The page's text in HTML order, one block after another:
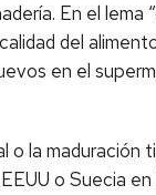
En el lema
del
en el
la maduración
o Suecia